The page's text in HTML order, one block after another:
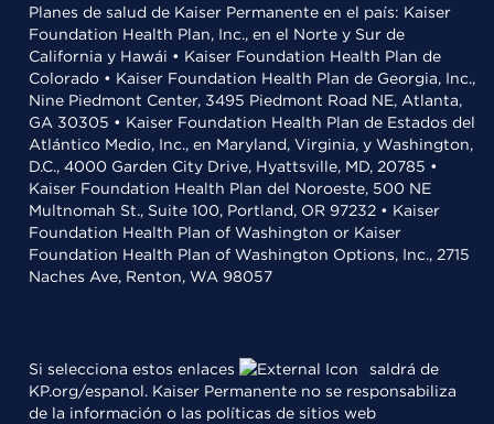
Planes de salud de Kaiser Permanente en el país: Kaiser
Foundation Health Plan, Inc., en el Norte y Sur de
California y Hawái • Kaiser Foundation Health Plan de
Colorado • Kaiser Foundation Health Plan de Georgia, Inc.,
Nine Piedmont Center, 3495 Piedmont Road NE, Atlanta,
GA 30305 • Kaiser Foundation Health Plan de Estados del
Atlántico Medio, Inc., en Maryland, Virginia, y Washington,
D.C., 4000 Garden City Drive, Hyattsville, MD, 20785 •
Kaiser Foundation Health Plan del Noroeste, 500 NE
Multnomah St., Suite 100, Portland, OR 97232 • Kaiser
Foundation Health Plan of Washington or Kaiser
Foundation Health Plan of Washington Options, Inc., 2715
Naches Ave, Renton, WA 98057
Si selecciona estos enlaces
saldrá de
KP.org/espanol. Kaiser Permanente no se responsabiliza
de la información o las políticas de sitios web